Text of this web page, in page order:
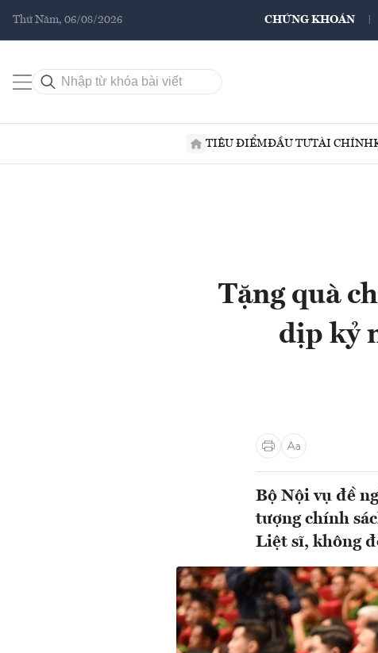
Thứ Năm, 06/08/2026 CHỨNG KHOÁN
TIÊU ĐIỂMĐẦU TƯTÀI CHÍNH
Tặng quà
dịp kỷ
Bộ Nội vụ đề
tượng chính
Liệt sĩ, không